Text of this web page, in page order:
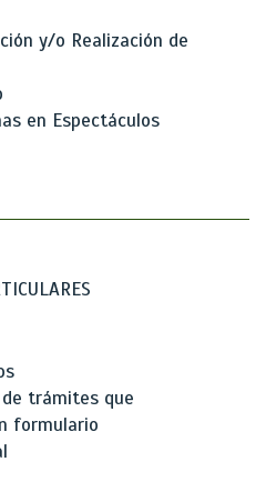
y/o Realización de
en Espectáculos
trámites que
formulario